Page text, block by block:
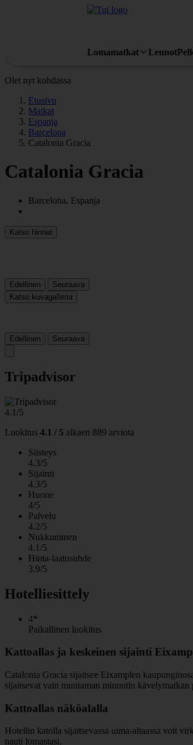
Lomamatkat Lennot
Olet nyt kohdassa
Etusivu
Matkat
Espanja
Barcelona
Catalonia Gracia
Catalonia Gracia
Barcelona, Espanja
Katso hinnat
Edellinen
Seuraava
Katso kuvagalleria
Edellinen Seuraava
Tripadvisor
4.1/5
Luokitus 4.1 / 5 alkaen 889 arviota
Siisteys
4.3/5
Sijainti
4.3/5
Huone
4/5
Palvelu
4.2/5
Nukkuminen
4.1/5
Hinta-laatusuhde
3.9/5
Hotelliesittely
4*
Paikallinen luokitus
Kattoallas ja keskeinen sijainti
Catalonia Gracia sijaitsee Eixamplen
sijaitsevat vain muutaman minuutin kävelymatkan
Kattoallas näköalalla
Hotellin katolla sijaitsevassa uima-altaassa voit
nauti lomastasi.